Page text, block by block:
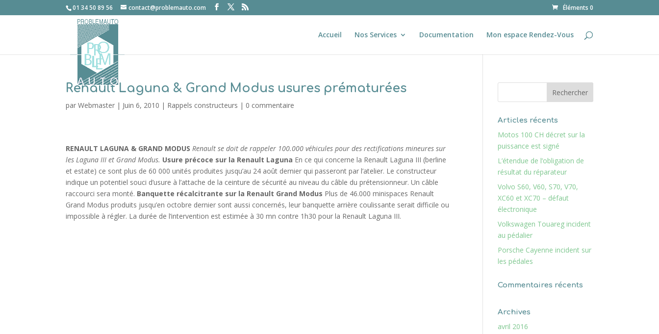
01 34 50 89 56 contact@problemauto.com Éléments 0
Accueil Nos Services Documentation Mon espace Rendez-Vous
Renault Laguna & Grand Modus usures prématurées
parWebmaster | Juin 6, 2010 | Rappels constructeurs | 0 commentaire
RENAULT LAGUNA & GRAND MODUS Renault se doit de rappeler 100.000 véhicules pour des rectifications mineures sur
les Laguna III et Grand Modus. Usure précoce sur la Renault Laguna En ce qui concerne la Renault Laguna III (berline
et estate) ce sont plus de 60 000 unités produites jusqu’au 24 août dernier qui passeront par l’atelier. Le constructeur
indique un potentiel souci d’usure à l’attache de la ceinture de sécurité au niveau du câble du prétensionneur. Un câble
raccourci sera monté. Banquette récalcitrante sur la Renault Grand Modus Plus de 46.000 minispaces Renault
Grand Modus produits jusqu’en octobre dernier sont aussi concernés, leur banquette arrière coulissante serait difficile ou
impossible à régler. La durée de l’intervention est estimée à 30 mn contre 1h30 pour la Renault Laguna III.
Articles récents
Motos 100 CH décret sur la
puissance est signé
L’étendue de l’obligation de
résultat du réparateur
Volvo S60, V60, S70, V70,
XC60 et XC70 – défaut
électronique
Volkswagen Touareg incident
au pédalier
Porsche Cayenne incident sur
les pédales
Commentaires récents
Archives
avril 2016